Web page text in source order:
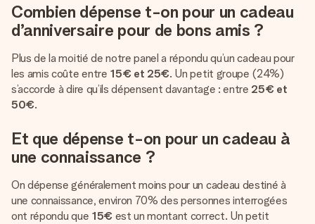
Combien dépense t-on pour un cadeau
d’anniversaire pour de bons amis ?
Plus de la moitié de notre panel a répondu qu’un cadeau pour
les amis coûte entre 15€ et 25€. Un petit groupe (24%)
s’accorde à dire qu’ils dépensent davantage : entre 25€ et
50€.
Et que dépense t-on pour un cadeau à
une connaissance ?
On dépense généralement moins pour un cadeau destiné à
une connaissance, environ 70% des personnes interrogées
ont répondu que 15€ est un montant correct. Un petit